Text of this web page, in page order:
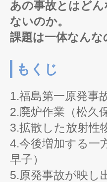
あの事故とはど
ないのか。
課題は一体なんな
もくじ
1.福島第一原発事
2.廃炉作業（松久
3.拡散した放射性
4.今後増加する一
早子）
5.原発事故が映し